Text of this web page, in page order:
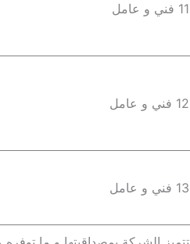
11 فني و عامل
12 فني و عامل
13 فني و عامل